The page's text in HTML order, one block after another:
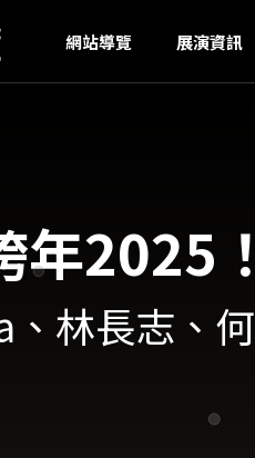
網站導覽 展演資訊
年
林長志、